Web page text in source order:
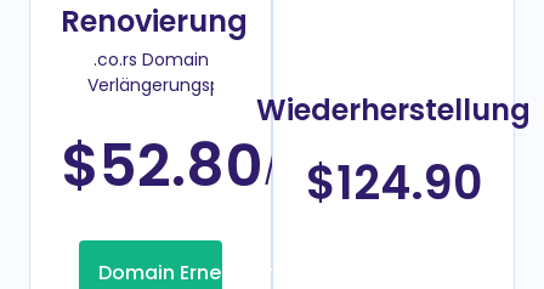
Renovierung
.co.rs Domain
Verlängerungspreis
$52.80/Jahr
Domain Erneuerung
Wiederherstellung
$124.90